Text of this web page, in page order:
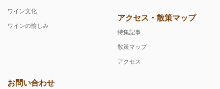
ワイン文化
ワインの愉しみ
アクセス・散策マップ
特集記事
散策マップ
アクセス
お問い合わせ